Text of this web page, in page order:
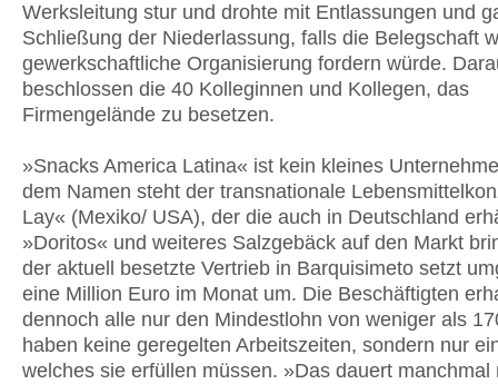
Werksleitung stur und drohte mit Entlassungen und
Schließung der Niederlassung, falls die Belegschaft
gewerkschaftliche Organisierung fordern würde.
beschlossen die 40 Kolleginnen und Kollegen, das
Firmengelände zu besetzen.
»Snacks America Latina« ist kein kleines
dem Namen steht der transnationale
Lay« (Mexiko/ USA), der die auch in Deutschland
»Doritos« und weiteres Salzgebäck auf den Markt
der aktuell besetzte Vertrieb in Barquisimeto setzt
eine Million Euro im Monat um. Die Beschäftigten
dennoch alle nur den Mindestlohn von weniger als
haben keine geregelten Arbeitszeiten, sondern nur
welches sie erfüllen müssen. »Das dauert manchmal